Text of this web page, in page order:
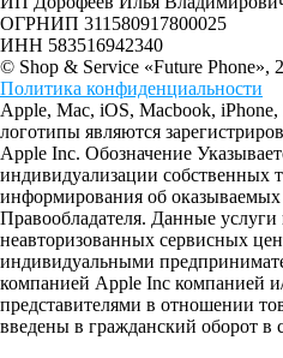
ОГРНИП 311580917800025
ИНН 583516942340
© Shop & Service «Future Phone»,
Политика конфиденциальности
Apple, Mac, iOS, Macbook,
логотипы являются
Apple Inc. Обозначение
индивидуализации собственных
информирования об
Правообладателя. Данные
неавторизованных сервисных
индивидуальными
компанией Apple Inc компанией
представителями в отношении
введены в гражданский оборот